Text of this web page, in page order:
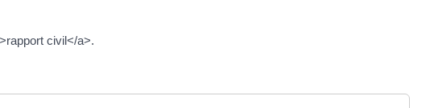
civil</a>.